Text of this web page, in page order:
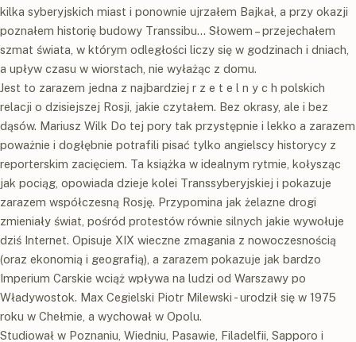
kilka syberyjskich miast i ponownie ujrzałem Bajkał, a przy okazji
poznałem historię budowy Transsibu... Słowem – przejechałem
szmat świata, w którym odległości liczy się w godzinach i dniach,
a upływ czasu w wiorstach, nie wyłażąc z domu.
Jest to zarazem jedna z najbardziej r z e t e l n y c h polskich
relacji o dzisiejszej Rosji, jakie czytałem. Bez okrasy, ale i bez
dąsów. Mariusz Wilk Do tej pory tak przystępnie i lekko a zarazem
poważnie i dogłębnie potrafili pisać tylko angielscy historycy z
reporterskim zacięciem. Ta książka w idealnym rytmie, kołysząc
jak pociąg, opowiada dzieje kolei Transsyberyjskiej i pokazuje
zarazem współczesną Rosję. Przypomina jak żelazne drogi
zmieniały świat, pośród protestów równie silnych jakie wywołuje
dziś Internet. Opisuje XIX wieczne zmagania z nowoczesnością
(oraz ekonomią i geografią), a zarazem pokazuje jak bardzo
Imperium Carskie wciąż wpływa na ludzi od Warszawy po
Władywostok. Max Cegielski Piotr Milewski - urodził się w 1975
roku w Chełmie, a wychował w Opolu.
Studiował w Poznaniu, Wiedniu, Pasawie, Filadelfii, Sapporo i